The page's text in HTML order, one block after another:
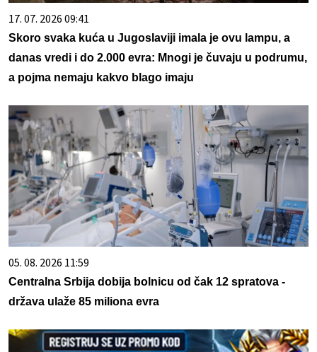
17. 07. 2026 09:41
Skoro svaka kuća u Jugoslaviji imala je ovu lampu, a
danas vredi i do 2.000 evra: Mnogi je čuvaju u podrumu,
a pojma nemaju kakvo blago imaju
05. 08. 2026 11:59
Centralna Srbija dobija bolnicu od čak 12 spratova -
država ulaže 85 miliona evra